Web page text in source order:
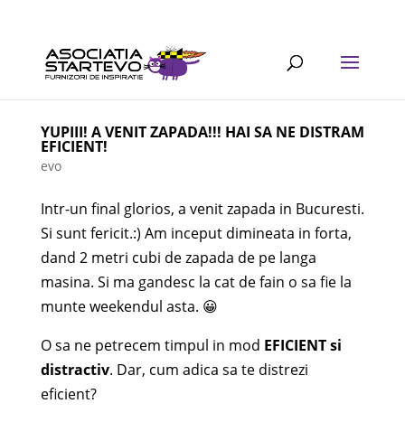
YUPIII! A VENIT ZAPADA!!! HAI SA NE DISTRAM
EFICIENT!
evo
Intr-un final glorios, a venit zapada in Bucuresti.
Si sunt fericit.:) Am inceput dimineata in forta,
dand 2 metri cubi de zapada de pe langa
masina. Si ma gandesc la cat de fain o sa fie la
munte weekendul asta. 😀
O sa ne petrecem timpul in mod EFICIENT si
distractiv. Dar, cum adica sa te distrezi
eficient?